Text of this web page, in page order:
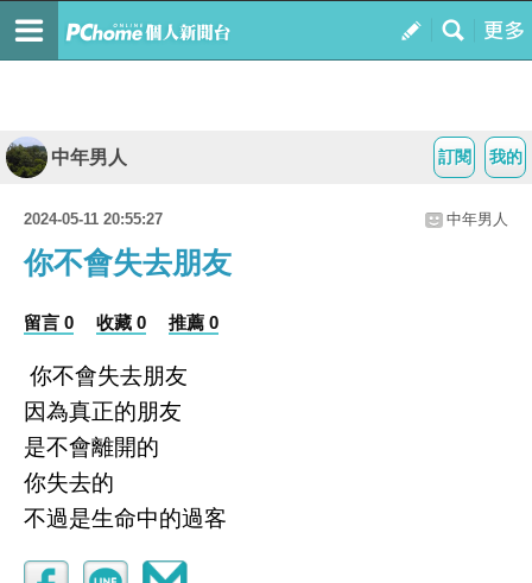
我的
訂閱
中年男人
2024-05-11 20:55:27 中年男人
你不會失去朋友
留言 0 收藏 0 推薦 0
你不會失去朋友
因為真正的朋友
是不會離開的
你失去的
不過是生命中的過客